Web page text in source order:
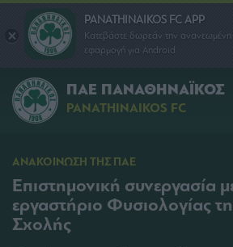
PANATHINAIKOS FC APP
Κατεβάστε δωρεάν την ανανεωμένη
εφαρμογή για Android
ΠΑΕ ΠΑΝΑΘΗΝΑΪΚΟΣ
PANATHINAIKOS FC
ΑΝΑΚΟΙΝΩΣΗ ΤΗΣ ΠΑΕ
Επιστημονική συνεργασία
εργαστήριο Φυσιολογίας
Σχολής